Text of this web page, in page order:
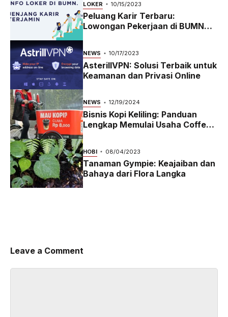
LOKER 10/15/2023
Peluang Karir Terbaru:
Lowongan Pekerjaan di BUMN
NEWS 10/17/2023
AsterillVPN: Solusi Terbaik untuk
Keamanan dan Privasi Online
NEWS 12/19/2024
Bisnis Kopi Keliling: Panduan
Lengkap Memulai Usaha Coffee
Bike yang Menguntungkan di
2024
HOBI 08/04/2023
Tanaman Gympie: Keajaiban dan
Bahaya dari Flora Langka
Leave a Comment